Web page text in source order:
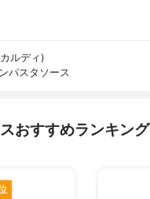
ルディ)
パスタソース
おすすめランキング